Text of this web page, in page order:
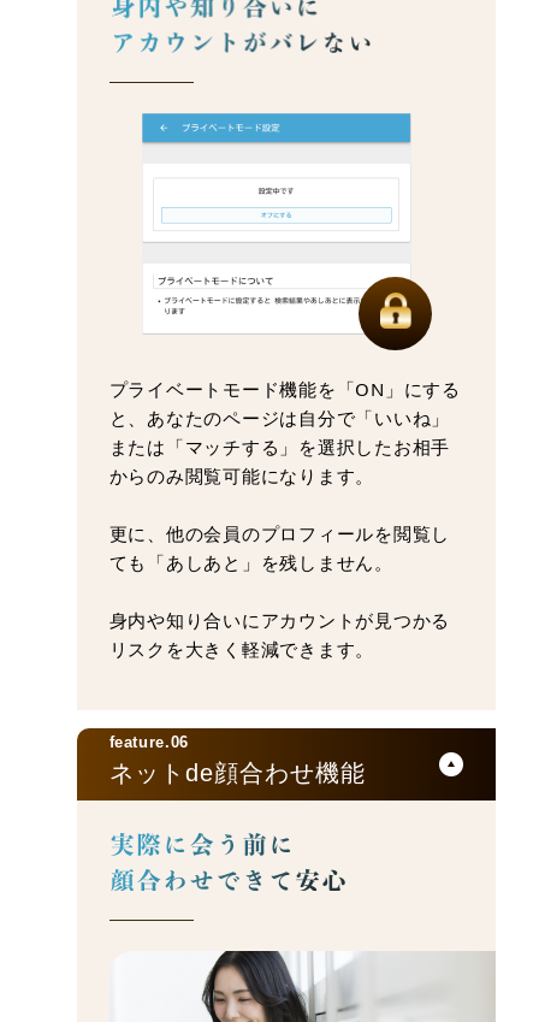
プライベートモード機能を「ON」にする
と、あなたのページは自分で「いいね」
または「マッチする」を選択したお相手
からのみ閲覧可能になります。
更に、他の会員のプロフィールを閲覧し
ても「あしあと」を残しません。
身内や知り合いにアカウントが見つかる
リスクを大きく軽減できます。
ネットde顔合わせ機能
feature.06